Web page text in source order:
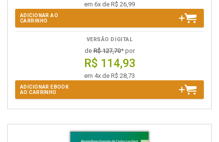
em 6x de R$ 26,99
ADICIONAR AO
CARRINHO
VERSÃO DIGITAL
deR$ 127,70* por
R$ 114,93
em 4x de R$ 28,73
ADICIONAR EBOOK
AO CARRINHO